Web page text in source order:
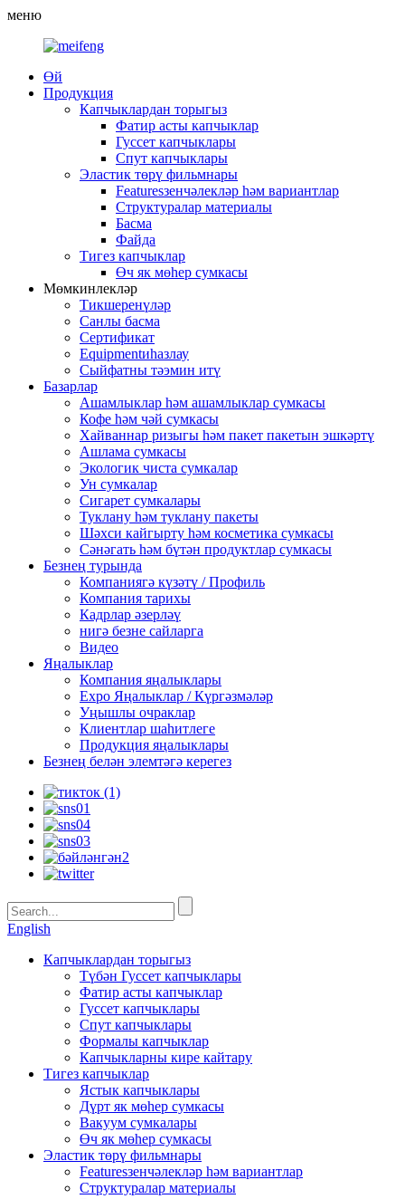
меню
Өй
Продукция
Капчыклардан торыгыз
Фатир асты капчыклар
Гуссет капчыклары
Спут капчыклары
Эластик төрү фильмнары
Featuresзенчәлекләр һәм вариантлар
Структуралар материалы
Басма
Файда
Тигез капчыклар
Өч як мөһер сумкасы
Мөмкинлекләр
Тикшеренүләр
Санлы басма
Сертификат
Equipmentиһазлау
Сыйфатны тәэмин итү
Базарлар
Ашамлыклар һәм ашамлыклар сумкасы
Кофе һәм чәй сумкасы
Хайваннар ризыгы һәм пакет пакетын эшкәртү
Ашлама сумкасы
Экологик чиста сумкалар
Ун сумкалар
Сигарет сумкалары
Туклану һәм туклану пакеты
Шәхси кайгырту һәм косметика сумкасы
Сәнәгать һәм бүтән продуктлар сумкасы
Безнең турында
Компаниягә күзәтү / Профиль
Компания тарихы
Кадрлар әзерләү
нигә безне сайларга
Видео
Яңалыклар
Компания яңалыклары
Expo Яңалыклар / Күргәзмәләр
Уңышлы очраклар
Клиентлар шаһитлеге
Продукция яңалыклары
Безнең белән элемтәгә керегез
English
Капчыклардан торыгыз
Түбән Гуссет капчыклары
Фатир асты капчыклар
Гуссет капчыклары
Спут капчыклары
Формалы капчыклар
Капчыкларны кире кайтару
Тигез капчыклар
Ястык капчыклары
Дүрт як мөһер сумкасы
Вакуум сумкалары
Өч як мөһер сумкасы
Эластик төрү фильмнары
Featuresзенчәлекләр һәм вариантлар
Структуралар материалы